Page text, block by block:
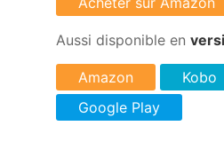
Aussi disponible en